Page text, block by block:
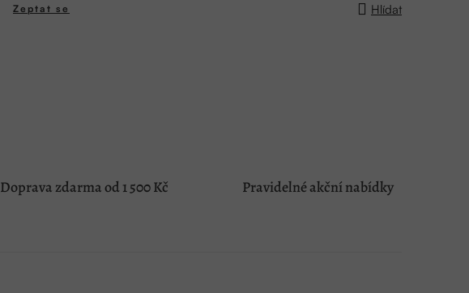
Zeptat se Hlídat
Doprava zdarma od 1 500 Kč Pravidelné akční nabídky